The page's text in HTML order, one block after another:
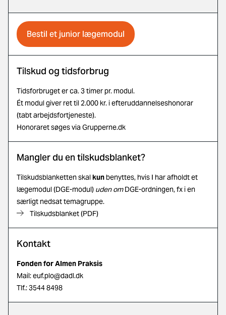
Bestil et junior lægemodul
Tilskud og tidsforbrug
Tidsforbruget er ca. 3 timer pr. modul.
Ét modul giver ret til 2.000 kr. i efteruddannelseshonorar
(tabt arbejdsfortjeneste).
Honoraret søges via Grupperne.dk
Mangler du en tilskudsblanket?
Tilskudsblanketten skal kunbenyttes, hvis I har afholdt et
lægemodul (DGE-modul) uden omDGE-ordningen, fx i en
særligt nedsat temagruppe.
Tilskudsblanket (PDF)
Kontakt
Fonden for Almen Praksis
Mail:euf.plo@dadl.dk
Tlf.: 3544 8498